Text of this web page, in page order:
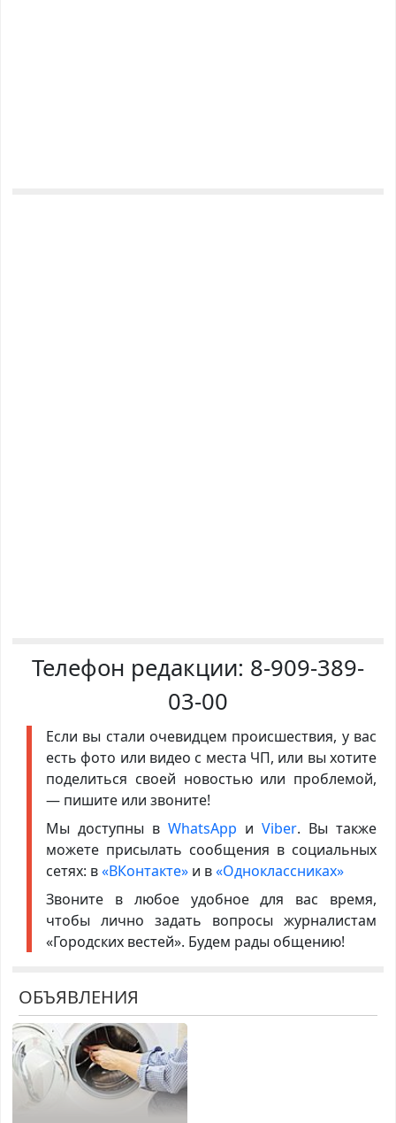
Телефон редакции: 8-909-389-
03-00
Если вы стали очевидцем происшествия, у вас
есть фото или видео с места ЧП, или вы хотите
поделиться своей новостью или проблемой,
— пишите или звоните!
Мы доступны в WhatsApp иViber. Вы также
можете присылать сообщения в социальных
сетях: в«ВКонтакте»и в«Одноклассниках»
Звоните в любое удобное для вас время,
чтобы лично задать вопросы журналистам
«Городских вестей». Будем рады общению!
ОБЪЯВЛЕНИЯ